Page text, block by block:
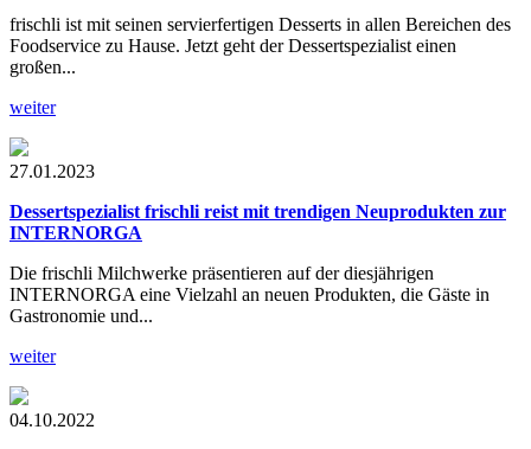
frischli ist mit seinen servierfertigen Desserts in allen Bereichen des
Foodservice zu Hause. Jetzt geht der Dessertspezialist einen
großen...
weiter
27.01.2023
Dessertspezialist frischli reist mit trendigen Neuprodukten zur
INTERNORGA
Die frischli Milchwerke präsentieren auf der diesjährigen
INTERNORGA eine Vielzahl an neuen Produkten, die Gäste in
Gastronomie und...
weiter
04.10.2022